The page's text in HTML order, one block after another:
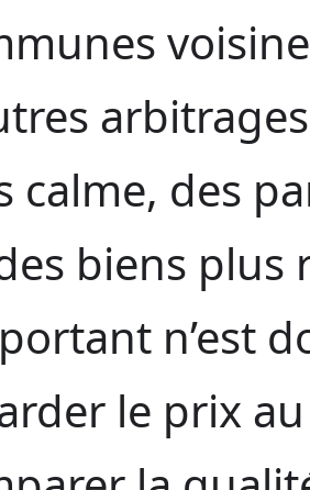
calme, des
biens plus
n’est
le prix